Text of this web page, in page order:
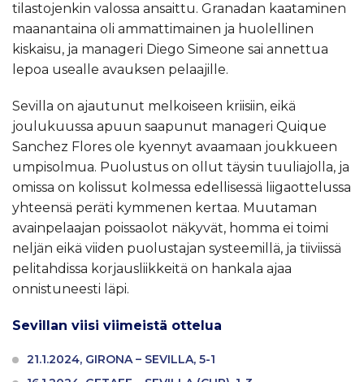
tilastojenkin valossa ansaittu. Granadan kaataminen
maanantaina oli ammattimainen ja huolellinen
kiskaisu, ja manageri Diego Simeone sai annettua
lepoa usealle avauksen pelaajille.
Sevilla on ajautunut melkoiseen kriisiin, eikä
joulukuussa apuun saapunut manageri Quique
Sanchez Flores ole kyennyt avaamaan joukkueen
umpisolmua. Puolustus on ollut täysin tuuliajolla, ja
omissa on kolissut kolmessa edellisessä liigaottelussa
yhteensä peräti kymmenen kertaa. Muutaman
avainpelaajan poissaolot näkyvät, homma ei toimi
neljän eikä viiden puolustajan systeemillä, ja tiiviissä
pelitahdissa korjausliikkeitä on hankala ajaa
onnistuneesti läpi.
Sevillan viisi viimeistä ottelua
21.1.2024, GIRONA – SEVILLA, 5-1